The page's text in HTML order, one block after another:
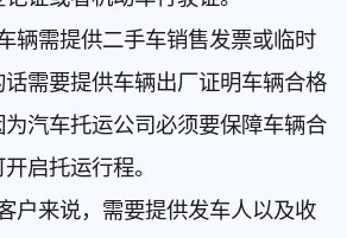
需提供二手车销售发票或临时
需要提供车辆出厂证明车辆合格
汽车托运公司必须要保障车辆合
启托运行程。
来说，需要提供发车人以及收